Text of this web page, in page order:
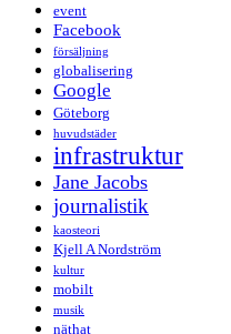
event
Facebook
försäljning
globalisering
Google
Göteborg
huvudstäder
infrastruktur
Jane Jacobs
journalistik
kaosteori
Kjell A Nordström
kultur
mobilt
musik
näthat